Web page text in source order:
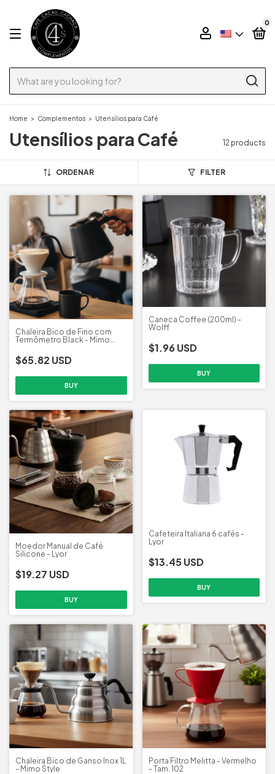
0
Home > Complementos > Utensílios para Café
Utensílios para Café 12 products
ORDENAR FILTER
Chaleira Bico de Fino com
Termômetro Black - Mimo
$65.82 USD
Caneca Coffee (200ml) -
Wolff
$1.96 USD
Moedor Manual de Café
Silicone - Lyor
$19.27 USD
Cafeteira Italiana 6 cafés -
Lyor
$13.45 USD
Chaleira Bico de Ganso Inox 1L
- Mimo Style
Porta Filtro Melitta - Vermelho
- Tam. 102